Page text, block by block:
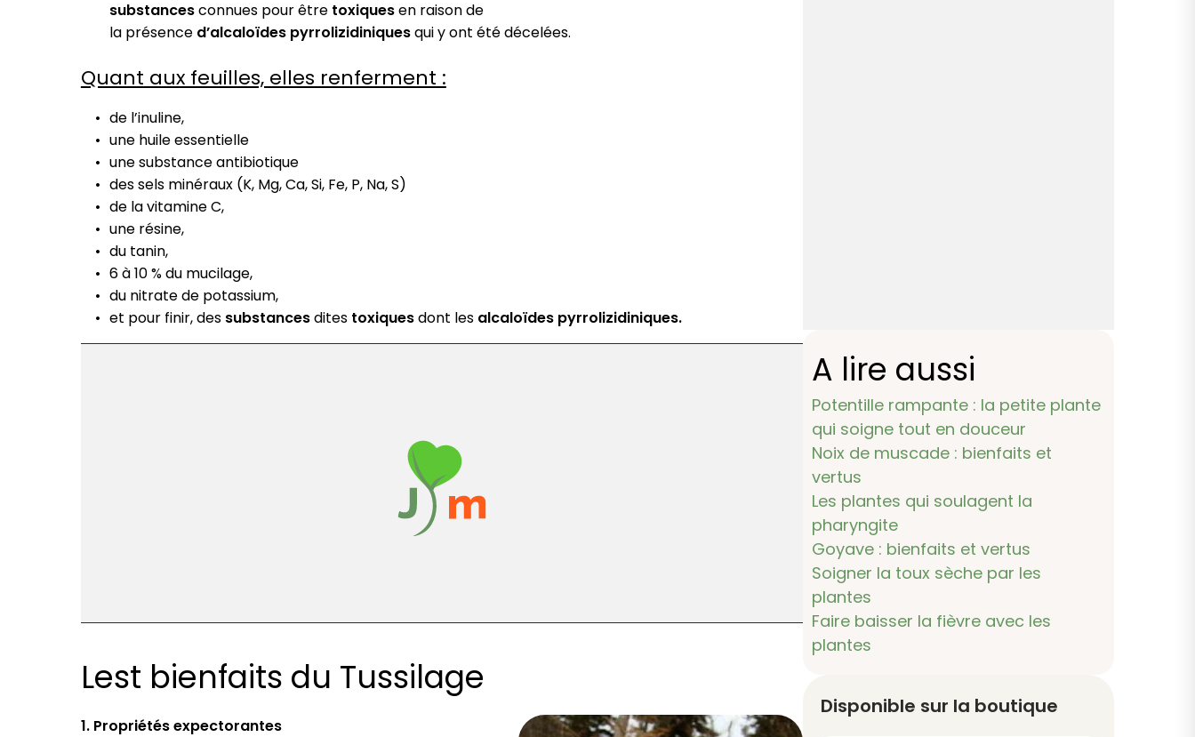
substancesconnues pour être toxiquesen raison de
la présence d’alcaloïdes pyrrolizidiniquesqui y ont été décelées.
Quant aux feuilles, elles renferment :
de l’inuline,
une huile essentielle
une substance antibiotique
des sels minéraux (K, Mg, Ca, Si, Fe, P, Na, S)
de la vitamine C,
une résine,
du tanin,
6 à 10 % du mucilage,
du nitrate de potassium,
et pour finir, des substancesdites toxiquesdont les alcaloïdes pyrrolizidiniques.
Lest bienfaits du Tussilage
1. Propriétés expectorantes
A lire aussi
Potentille rampante : la petite plante
qui soigne tout en douceur
Noix de muscade : bienfaits et
vertus
Les plantes qui soulagent la
pharyngite
Goyave : bienfaits et vertus
Soigner la toux sèche par les
plantes
Faire baisser la fièvre avec les
plantes
Disponible sur la boutique